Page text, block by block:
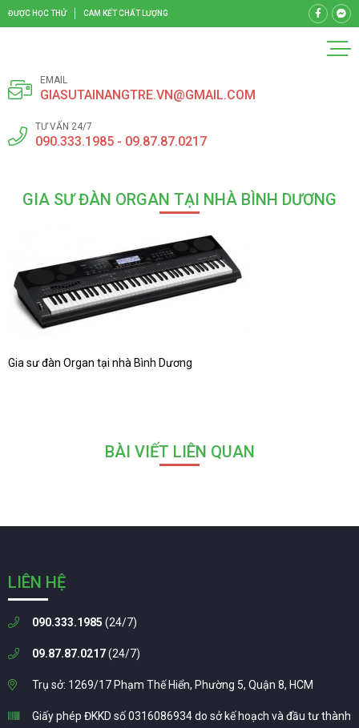
ĐƯỢC HỌC THỬ CAM KẾT CHẤT LƯỢNG
EMAIL
GIASUTAINANGTRE.VN@GMAIL.COM
TƯ VẤN 24/7
090.333.1985 - 09.87.87.0217
GIA SƯ ĐÀN ORGAN TẠI NHÀ BÌNH DƯƠNG
Gia sư đàn Organ tại nhà Bình Dương
BÀI VIẾT LIÊN QUAN
LIÊN HỆ
090.333.1985 (24/7)
09.87.87.0217(24/7)
Trụ sở: 1269/17 Phạm Thế Hiển, Phường 5, Quận 8, HCM
Giấy phép ĐKKD số 0316086934 do sở kế hoạch và đầu tư thành